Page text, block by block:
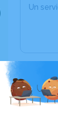
Un